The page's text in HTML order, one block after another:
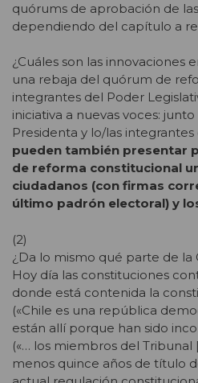
quórums de aprobación de
dependiendo del capítulo a
¿Cuáles son las innovaciones
una rebaja del quórum de
integrantes del Poder
iniciativa a nuevas voces:
Presidenta y lo/las
pueden también presentar
de reforma constitucional
ciudadanos (con firmas
último padrón electoral) y
(2)
¿Da lo mismo qué parte de la
Hoy día las constituciones
donde está contenida la
(«Chile es una república
están allí porque han sido
(«… los miembros del
menos quince años de título